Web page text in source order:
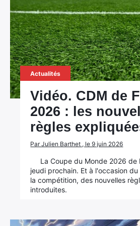
Actualités
Vidéo. CDM de
2026 : les
règles
Par Julien Barthet , le 9 juin 2026
La Coupe du Monde 2026 de
jeudi prochain. Et à l'occasion
la compétition, des nouvelles
introduites.